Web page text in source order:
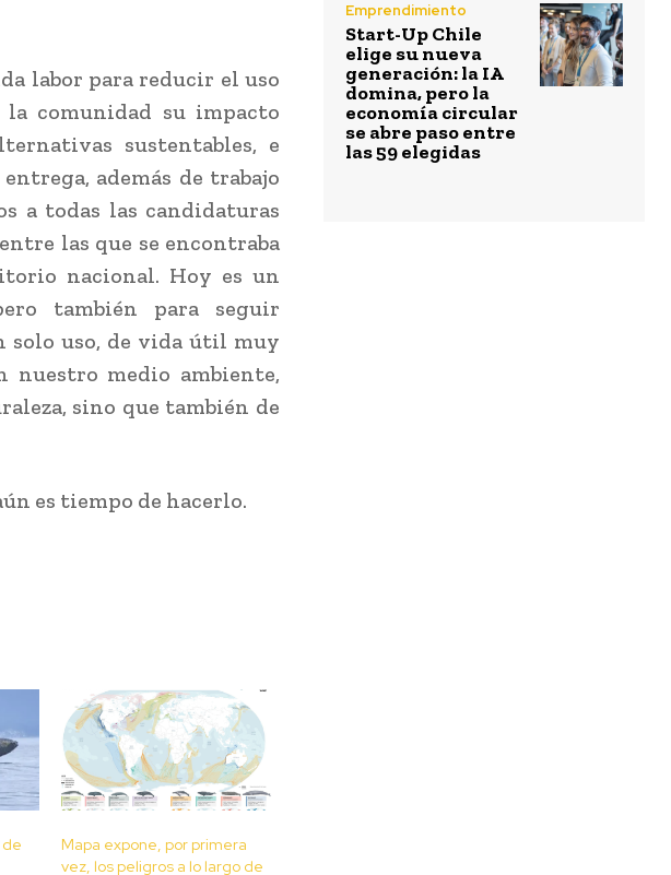
labor para reducir el uso
comunidad su impacto
sustentables, e
además de trabajo
a todas las candidaturas
las que se encontraba
nacional. Hoy es un
también para seguir
solo uso, de vida útil muy
nuestro medio ambiente,
sino que también de
es tiempo de hacerlo.
Mapa expone, por primera
vez, los peligros a lo largo de
Emprendimiento
Start-Up Chile
elige su nueva
generación: la IA
domina, pero la
economía circular
se abre paso entre
las 59 elegidas